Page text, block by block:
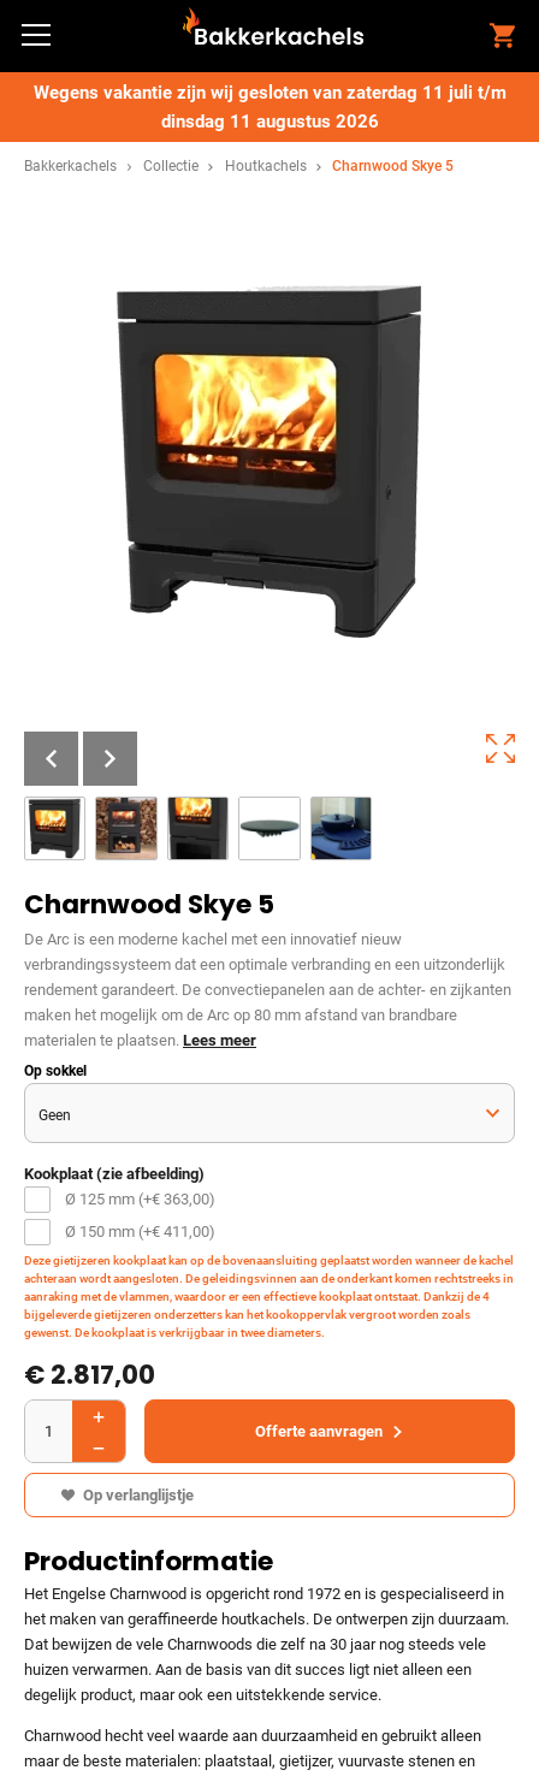
Wegens vakantie zijn wij gesloten van zaterdag 11 juli t/m
dinsdag 11 augustus 2026
Bakkerkachels Collectie Houtkachels Charnwood Skye 5
Charnwood Skye 5
De Arc is een moderne kachel met een innovatief nieuw
verbrandingssysteem dat een optimale verbranding en een uitzonderlijk
rendement garandeert. De convectiepanelen aan de achter- en zijkanten
maken het mogelijk om de Arc op 80 mm afstand van brandbare
materialen te plaatsen. Lees meer
Op sokkel
Kookplaat (zie afbeelding)
Ø 125 mm (+€ 363,00)
Ø 150 mm (+€ 411,00)
Deze gietijzeren kookplaat kan op de bovenaansluiting geplaatst worden wanneer de kachel
achteraan wordt aangesloten. De geleidingsvinnen aan de onderkant komen rechtstreeks in
aanraking met de vlammen, waardoor er een effectieve kookplaat ontstaat. Dankzij de 4
bijgeleverde gietijzeren onderzetters kan het kookoppervlak vergroot worden zoals
gewenst. De kookplaat is verkrijgbaar in twee diameters.
€ 2.817,00
Offerte aanvragen
Op verlanglijstje
Productinformatie
Het Engelse Charnwood is opgericht rond 1972 en is gespecialiseerd in
het maken van geraffineerde houtkachels. De ontwerpen zijn duurzaam.
Dat bewijzen de vele Charnwoods die zelf na 30 jaar nog steeds vele
huizen verwarmen. Aan de basis van dit succes ligt niet alleen een
degelijk product, maar ook een uitstekkende service.
Charnwood hecht veel waarde aan duurzaamheid en gebruikt alleen
maar de beste materialen: plaatstaal, gietijzer, vuurvaste stenen en